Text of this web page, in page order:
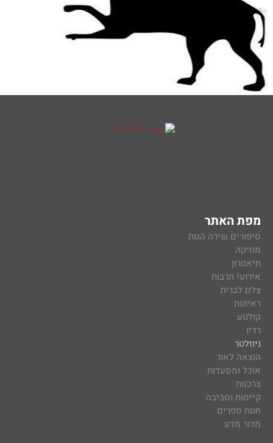
מפת האתר
סיפורים שירה הגות
מוזיקה
תיאטרון
אירועי תרבות
צלם לברית
ראיונות
קולנוע
רדיו
ניוזלטר
הוצאה לאור
אוכל ומסעדות
צרכנות
קיימות וסביבה
חנות ספרים
מדור מדע